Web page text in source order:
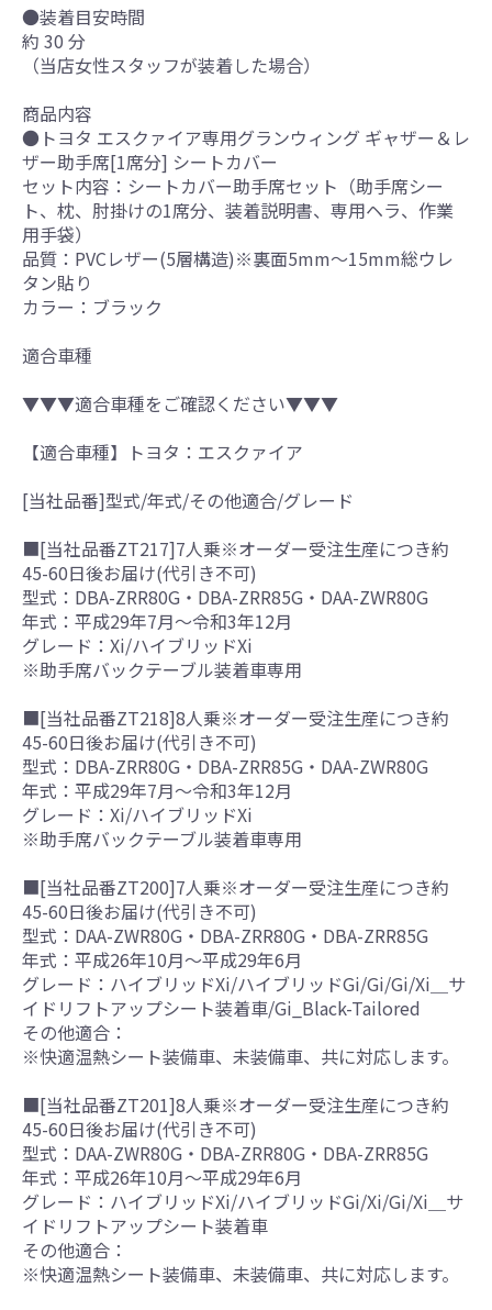
●装着目安時間
約 30 分
（当店女性スタッフが装着した場合）
商品内容
●トヨタ エスクァイア専用グランウィング ギャザー＆レ
ザー助手席[1席分] シートカバー
セット内容：シートカバー助手席セット（助手席シー
ト、枕、肘掛けの1席分、装着説明書、専用ヘラ、作業
用手袋）
品質：PVCレザー(5層構造)※裏面5mm～15mm総ウレ
タン貼り
カラー：ブラック
適合車種
▼▼▼適合車種をご確認ください▼▼▼
【適合車種】トヨタ：エスクァイア
[当社品番]型式/年式/その他適合/グレード
■[当社品番ZT217]7人乗※オーダー受注生産につき約
45-60日後お届け(代引き不可)
型式：DBA-ZRR80G・DBA-ZRR85G・DAA-ZWR80G
年式：平成29年7月～令和3年12月
グレード：Xi/ハイブリッドXi
※助手席バックテーブル装着車専用
■[当社品番ZT218]8人乗※オーダー受注生産につき約
45-60日後お届け(代引き不可)
型式：DBA-ZRR80G・DBA-ZRR85G・DAA-ZWR80G
年式：平成29年7月～令和3年12月
グレード：Xi/ハイブリッドXi
※助手席バックテーブル装着車専用
■[当社品番ZT200]7人乗※オーダー受注生産につき約
45-60日後お届け(代引き不可)
型式：DAA-ZWR80G・DBA-ZRR80G・DBA-ZRR85G
年式：平成26年10月～平成29年6月
グレード：ハイブリッドXi/ハイブリッドGi/Gi/Gi/Xi＿サ
イドリフトアップシート装着車/Gi_Black-Tailored
その他適合：
※快適温熱シート装備車、未装備車、共に対応します。
■[当社品番ZT201]8人乗※オーダー受注生産につき約
45-60日後お届け(代引き不可)
型式：DAA-ZWR80G・DBA-ZRR80G・DBA-ZRR85G
年式：平成26年10月～平成29年6月
グレード：ハイブリッドXi/ハイブリッドGi/Xi/Gi/Xi＿サ
イドリフトアップシート装着車
その他適合：
※快適温熱シート装備車、未装備車、共に対応します。